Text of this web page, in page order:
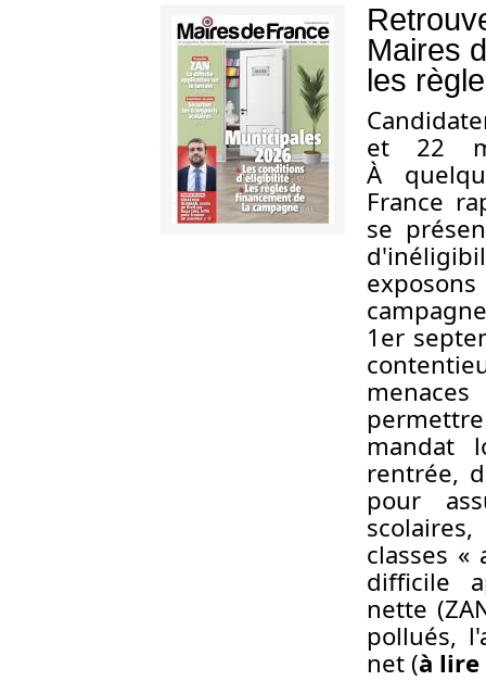
Maires
les
et 22
À
France
se
1er
mandat
rentrée,
pour
classes «
difficile
nette
pollués,
net (à